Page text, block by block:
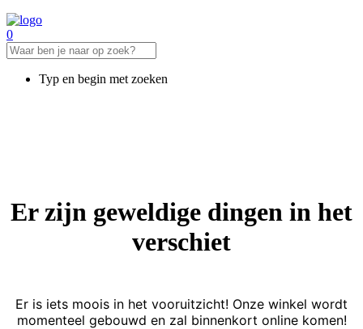
0
Typ en begin met zoeken
Er zijn geweldige dingen in het
verschiet
Er is iets moois in het vooruitzicht! Onze winkel wordt
momenteel gebouwd en zal binnenkort online komen!